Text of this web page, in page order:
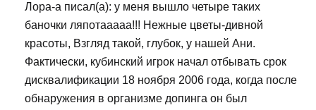
Лора-а писал(а): у меня вышло четыре таких
баночки ляпотааааа!!! Нежные цветы-дивной
красоты, Взгляд такой, глубок, у нашей Ани.
Фактически, кубинский игрок начал отбывать срок
дисквалификации 18 ноября 2006 года, когда после
обнаружения в организме допинга он был